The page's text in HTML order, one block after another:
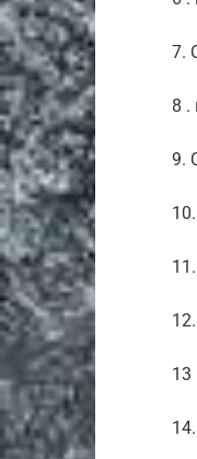
7.
8 .
9.
13